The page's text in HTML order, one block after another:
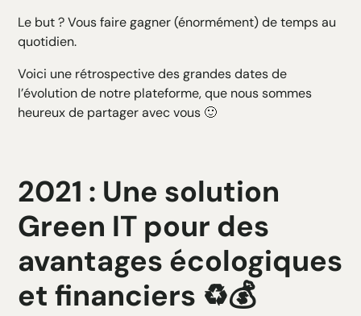
Le but ? Vous faire gagner (énormément) de temps au
quotidien.
Voici une rétrospective des grandes dates de
l’évolution de notre plateforme, que nous sommes
heureux de partager avec vous 🙂
2021 : Une solution
Green IT pour des
avantages écologiques
et financiers ♻️💰